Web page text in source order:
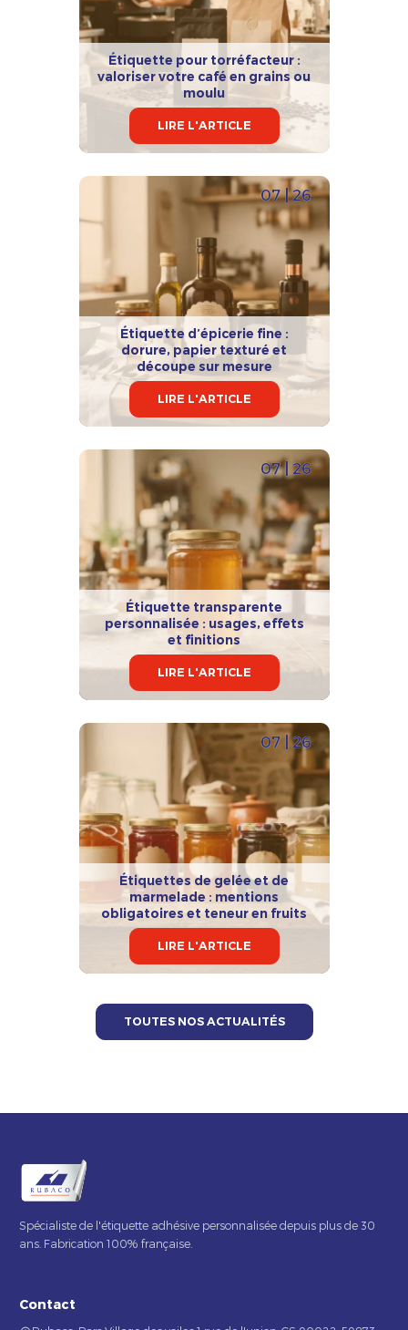
Étiquette pour torréfacteur :
valoriser votre café en grains ou
moulu
LIRE L'ARTICLE
07 | 26
Étiquette d’épicerie fine :
dorure, papier texturé et
découpe sur mesure
LIRE L'ARTICLE
07 | 26
Étiquette transparente
personnalisée : usages, effets
et finitions
LIRE L'ARTICLE
07 | 26
Étiquettes de gelée et de
marmelade : mentions
obligatoires et teneur en fruits
LIRE L'ARTICLE
TOUTES NOS ACTUALITÉS
Spécialiste de l'étiquette adhésive personnalisée depuis plus de 30
ans. Fabrication 100% française.
Contact